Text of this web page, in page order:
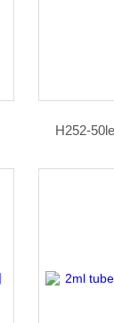
H252-